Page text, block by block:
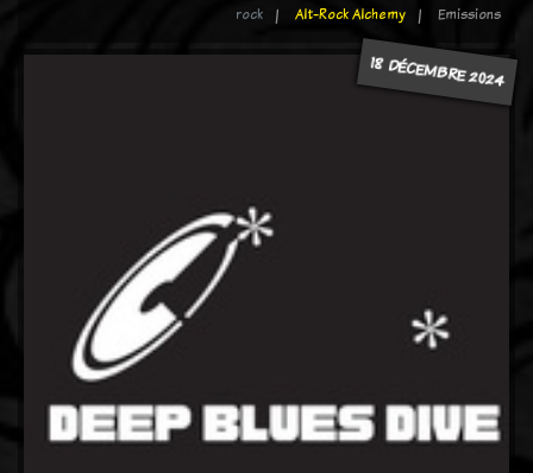
rock Alt-Rock Alchemy Emissions
18 DÉCEMBRE 2024